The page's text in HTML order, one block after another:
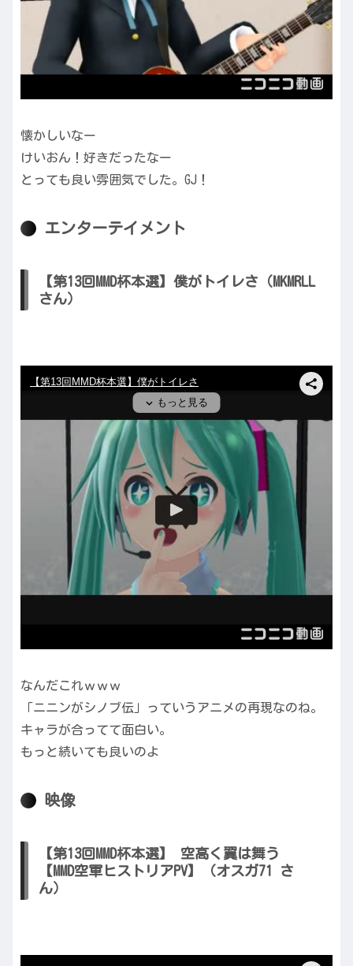
懐かしいなー
けいおん！好きだったなー
とっても良い雰囲気でした。GJ！
エンターテイメント
【第13回MMD杯本選】僕がトイレさ（MKMRLL
さん）
なんだこれｗｗｗ
「ニニンがシノブ伝」っていうアニメの再現なのね。
キャラが合ってて面白い。
もっと続いても良いのよ
映像
【第13回MMD杯本選】 空高く翼は舞う
【MMD空軍ヒストリアPV】（オスガ71 さ
ん）